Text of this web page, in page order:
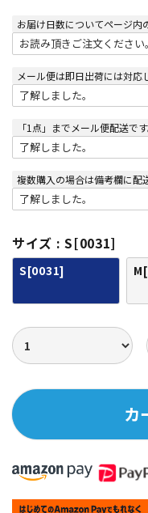
お届け日数についてページ内
メール便は即日出荷には対応
「1点」までメール便配送で
複数購入の場合は備考欄に配
サイズ S[0031]
S[0031]
カ